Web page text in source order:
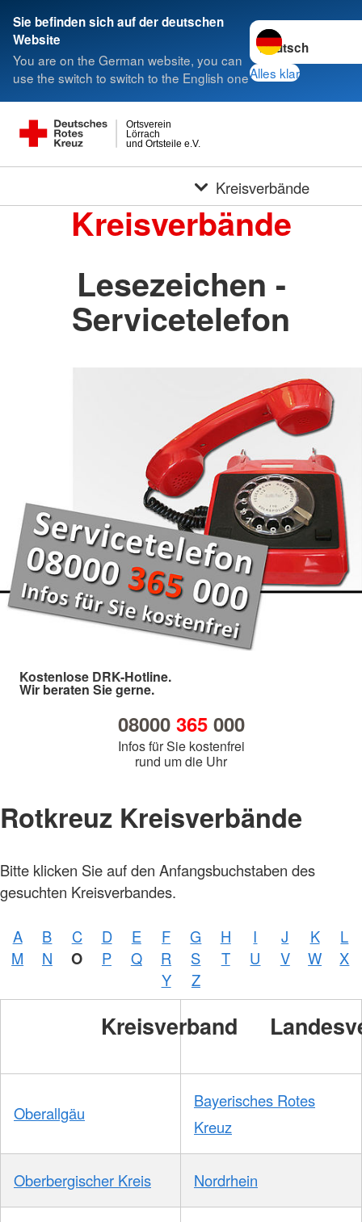
Sie befinden sich auf der deutschen
Website
You are on the German website, you can
use the switch to switch to the English one
Sprache wechseln
Alles klar
und Ortsteile e.V.
Lörrach
Ortsverein
Kreisverbände
Kreisverbände
Lesezeichen -
Servicetelefon
Kostenlose DRK-Hotline.
Wir beraten Sie gerne.
08000 365000
Infos für Sie kostenfrei
rund um die Uhr
Rotkreuz Kreisverbände
Bitte klicken Sie auf den Anfangsbuchstaben des
gesuchten Kreisverbandes.
A B C D E F G H I J K
L
M
N O P Q R S T U V W
X
Y
Z
Kreisverband
Oberallgäu
Bayerisches Rotes
Kreuz
Oberbergischer Kreis Nordrhein